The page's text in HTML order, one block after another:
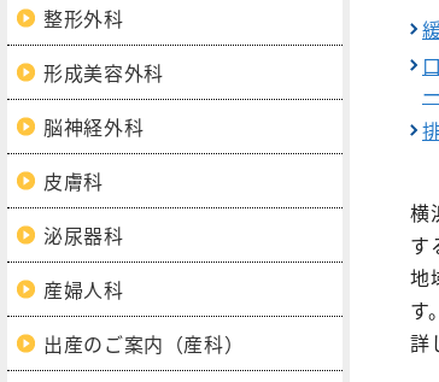
横
す
地
す。
詳
整形外科
形成美容外科
脳神経外科
皮膚科
泌尿器科
産婦人科
出産のご案内（産科）